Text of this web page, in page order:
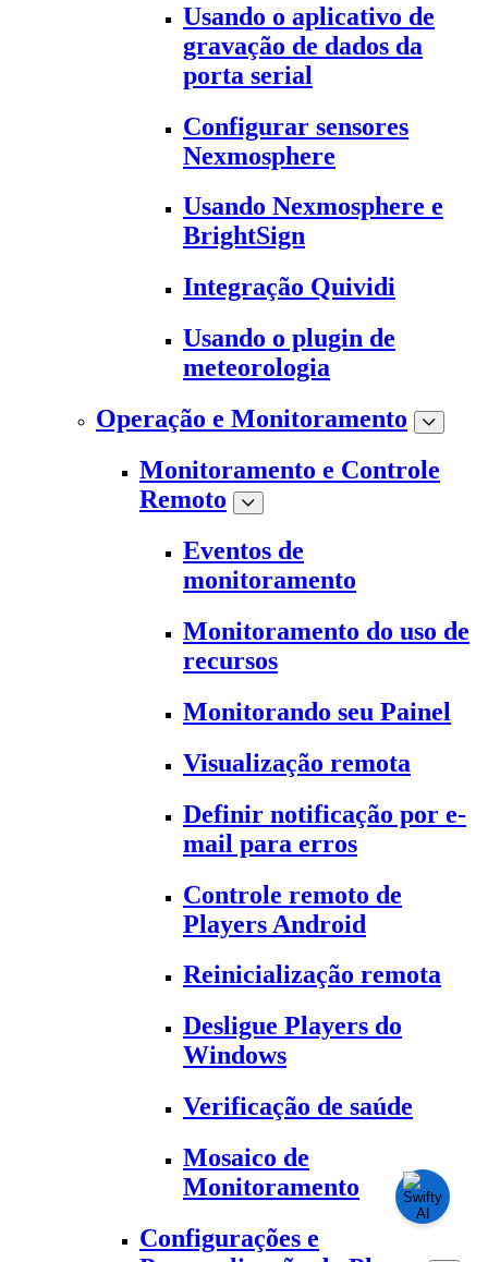
Usando o aplicativo de
gravação de dados da
porta serial
Configurar sensores
Nexmosphere
Usando Nexmosphere e
BrightSign
Integração Quividi
Usando o plugin de
meteorologia
Operação e Monitoramento
Monitoramento e Controle
Remoto
Eventos de
monitoramento
Monitoramento do uso de
recursos
Monitorando seu Painel
Visualização remota
Definir notificação por e-
mail para erros
Controle remoto de
Players Android
Reinicialização remota
Desligue Players do
Windows
Verificação de saúde
Mosaico de
Monitoramento
Configurações e